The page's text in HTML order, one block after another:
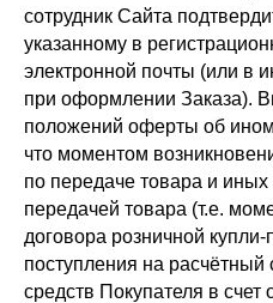
сотрудник Сайта
указанному в
электронной почты (или в
при оформлении Заказа).
положений оферты об
что моментом
по передаче товара и иных
передачей товара (т.е.
договора розничной
поступления на
средств Покупателя в